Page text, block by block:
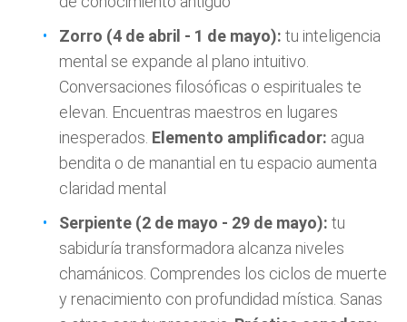
Zorro (4 de abril - 1 de mayo): tu inteligencia
mental se expande al plano intuitivo.
Conversaciones filosóficas o espirituales te
elevan. Encuentras maestros en lugares
inesperados. Elemento amplificador: agua
bendita o de manantial en tu espacio aumenta
claridad mental
Serpiente (2 de mayo - 29 de mayo): tu
sabiduría transformadora alcanza niveles
chamánicos. Comprendes los ciclos de muerte
y renacimiento con profundidad mística. Sanas